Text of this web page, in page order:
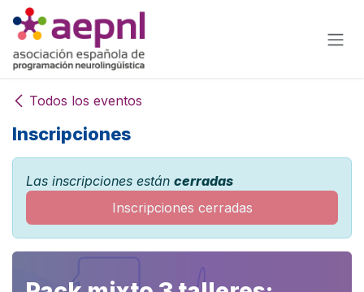
Ir al contenido
Todos los eventos
Inscripciones
Las inscripciones están cerradas
Inscripciones cerradas